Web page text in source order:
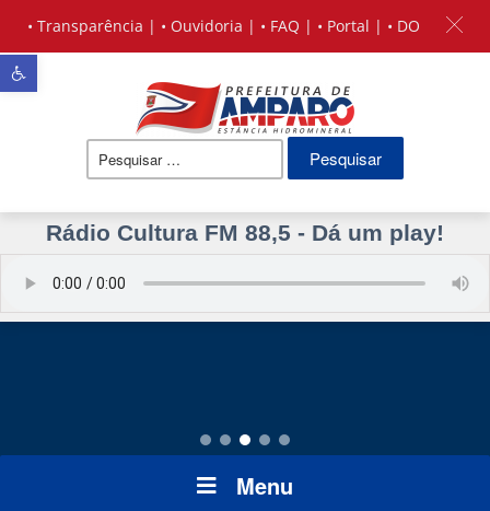
Barra de Ferramentas Aberta
Pesquisar
Rádio Cultura FM 88,5 - Dá um play!
Menu
• Transparência | • Ouvidoria | • FAQ | • Portal | • DO